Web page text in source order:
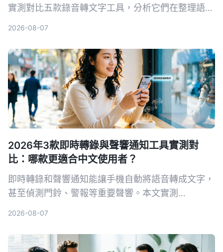
實測對比五款錄音轉文字工具，分析它們在整理語音
2026-08-07
2026年3款即時轉錄與聲響通知工具實測對
比：哪款更適合中文使用者？
即時轉錄和聲響通知能讓手機自動將語音轉成文字，
甚至偵測門鈴、警報等重要聲響。本文實測
較，幫你找到最適合的選擇。
2026-08-07